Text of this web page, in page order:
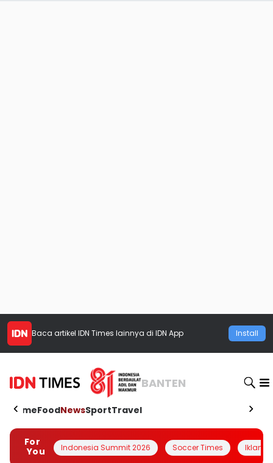
Baca artikel IDN Times lainnya di IDN App Install
BANTEN
HomeFoodNewsSportTravel
For
You
Indonesia Summit 2026 Soccer Times Iklanin